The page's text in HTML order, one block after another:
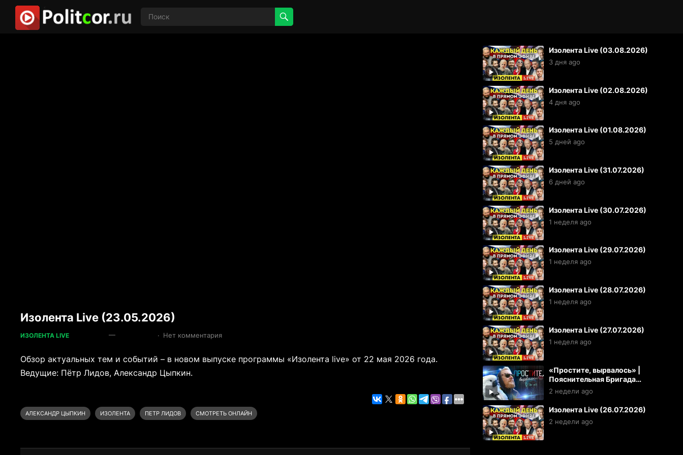
Изолента Live (23.05.2026)
ИЗОЛЕНТА LIVE — · Нет комментария
Обзор актуальных тем и событий – в новом выпуске программы «Изолента live» от 22 мая 2026 года.
Ведущие: Пётр Лидов, Александр Цыпкин.
АЛЕКСАНДР ЦЫПКИН ИЗОЛЕНТА ПЕТР ЛИДОВ СМОТРЕТЬ ОНЛАЙН
Изолента Live (03.08.2026)
3 дня ago
Изолента Live (02.08.2026)
4 дня ago
Изолента Live (01.08.2026)
5 дней ago
Изолента Live (31.07.2026)
6 дней ago
Изолента Live (30.07.2026)
1 неделя ago
Изолента Live (29.07.2026)
1 неделя ago
Изолента Live (28.07.2026)
1 неделя ago
Изолента Live (27.07.2026)
1 неделя ago
«Простите, вырвалось» |
Пояснительная Бригада
(26.07.2026)
2 недели ago
Изолента Live (26.07.2026)
2 недели ago